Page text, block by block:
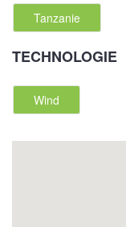
Tanzanie
TECHNOLOGIE
Wind